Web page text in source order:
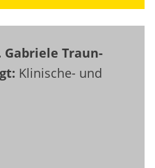
Gabriele Traun-
Klinische- und